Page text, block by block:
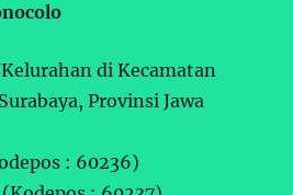
di Kecamatan
Provinsi Jawa
: 60236)